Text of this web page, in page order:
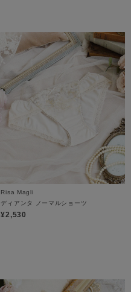
Risa Magli
ディアンタ ノーマルショーツ
¥2,530